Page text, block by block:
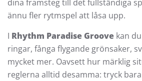
dina framsteg till det fullständiga
ännu fler rytmspel att låsa upp.
I Rhythm Paradise Groove kan
ringar, fånga flygande grönsaker,
mycket mer. Oavsett hur märklig
reglerna alltid desamma: tryck